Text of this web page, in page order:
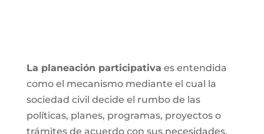
La planeación participativa es entendida
como el mecanismo mediante el cual la
sociedad civil decide el rumbo de las
políticas, planes, programas, proyectos o
trámites de acuerdo con sus necesidades.